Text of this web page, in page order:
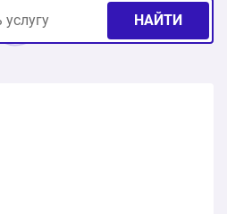
НАЙТИ